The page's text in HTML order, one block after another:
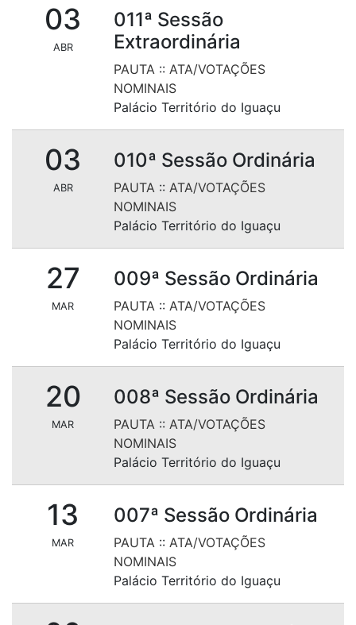
03
ABR
011ª Sessão
Extraordinária
PAUTA :: ATA/VOTAÇÕES
NOMINAIS
Palácio Território do Iguaçu
03
ABR
010ª Sessão Ordinária
PAUTA :: ATA/VOTAÇÕES
NOMINAIS
Palácio Território do Iguaçu
27
MAR
009ª Sessão Ordinária
PAUTA :: ATA/VOTAÇÕES
NOMINAIS
Palácio Território do Iguaçu
20
MAR
008ª Sessão Ordinária
PAUTA :: ATA/VOTAÇÕES
NOMINAIS
Palácio Território do Iguaçu
13
MAR
007ª Sessão Ordinária
PAUTA :: ATA/VOTAÇÕES
NOMINAIS
Palácio Território do Iguaçu